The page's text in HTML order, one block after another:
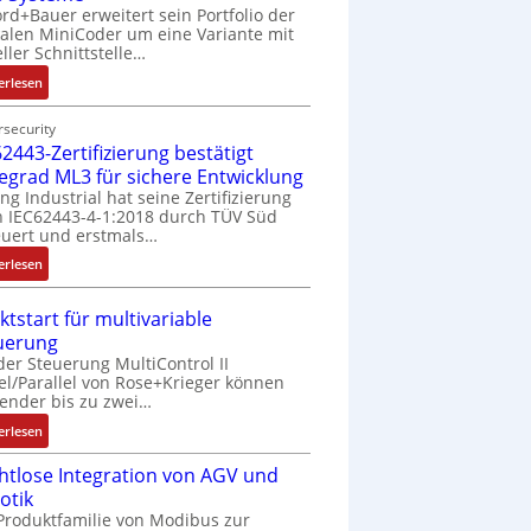
erweitert sein Portfolio der
MiniCoder um eine Variante mit
Schnittstelle…
:
E
i
n
f
a
c
h
e
S
n
s
o
r
-
I
t
Zertifizierung bestätigt
ML3 für sichere Entwicklung
Industrial hat seine Zertifizierung
IEC62443-4-1:2018 durch TÜV Süd
und erstmals…
:
I
C
6
2
4
4
3
Z
e
für multivariable
Steuerung MultiControl II
Parallel von Rose+Krieger können
bis zu zwei…
:
M
a
k
Integration von AGV und
von Modibus zur